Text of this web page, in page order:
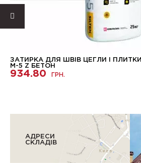
ЗАТИРКА ДЛЯ ШВІВ ЦЕГЛИ І ПЛИТКИ
М-5 Z БЕТОН
934.80 ГРН.
АДРЕСИ
СКЛАДІВ